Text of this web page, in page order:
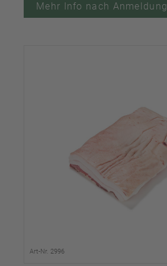
Mehr Info nach Anmeldung
Art-Nr. 2996